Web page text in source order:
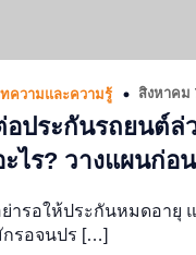
ความและความรู้ สิงหาคม
อประกันรถยนต์ล่
ะไร? วางแผนก่อ
ย่ารอให้ประกันหมดอายุ
กรอจนปร […]